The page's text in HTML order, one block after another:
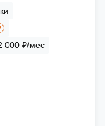
000 ₽/мес